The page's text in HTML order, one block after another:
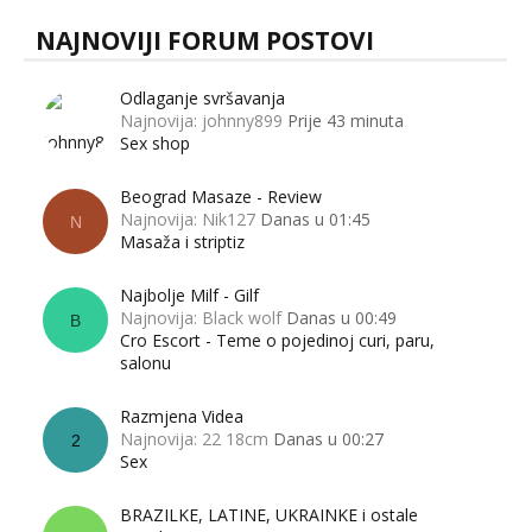
NAJNOVIJI FORUM POSTOVI
Odlaganje svršavanja
Najnovija: johnny899 Prije 43 minuta
Sex shop
N
Beograd Masaze - Review
Najnovija: Nik127 Danas u 01:45
Masaža i striptiz
B
Najbolje Milf - Gilf
Najnovija: Black wolf Danas u 00:49
Cro Escort - Teme o pojedinoj curi, paru,
salonu
2
Razmjena Videa
Najnovija: 22 18cm Danas u 00:27
Sex
BRAZILKE, LATINE, UKRAINKE i ostale